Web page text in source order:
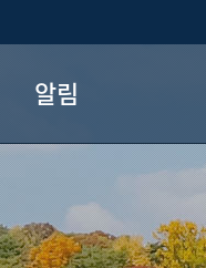
알림
학과앨범